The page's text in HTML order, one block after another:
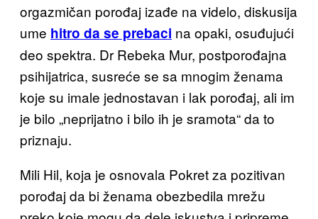
orgazmičan porođaj izađe na videlo, diskusija
ume hitro da se prebaci na opaki, osuđujući
deo spektra. Dr Rebeka Mur, postporođajna
psihijatrica, susreće se sa mnogim ženama
koje su imale jednostavan i lak porođaj, ali im
je bilo „neprijatno i bilo ih je sramota“ da to
priznaju.
Mili Hil, koja je osnovala Pokret za pozitivan
porođaj da bi ženama obezbedila mrežu